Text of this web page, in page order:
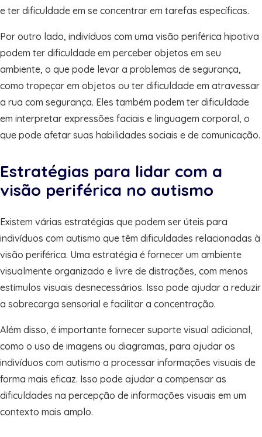
e ter dificuldade em se concentrar em tarefas específicas.
Por outro lado, indivíduos com uma visão periférica hipotiva
podem ter dificuldade em perceber objetos em seu
ambiente, o que pode levar a problemas de segurança,
como tropeçar em objetos ou ter dificuldade em atravessar
a rua com segurança. Eles também podem ter dificuldade
em interpretar expressões faciais e linguagem corporal, o
que pode afetar suas habilidades sociais e de comunicação.
Estratégias para lidar com a
visão periférica no autismo
Existem várias estratégias que podem ser úteis para
indivíduos com autismo que têm dificuldades relacionadas à
visão periférica. Uma estratégia é fornecer um ambiente
visualmente organizado e livre de distrações, com menos
estímulos visuais desnecessários. Isso pode ajudar a reduzir
a sobrecarga sensorial e facilitar a concentração.
Além disso, é importante fornecer suporte visual adicional,
como o uso de imagens ou diagramas, para ajudar os
indivíduos com autismo a processar informações visuais de
forma mais eficaz. Isso pode ajudar a compensar as
dificuldades na percepção de informações visuais em um
contexto mais amplo.